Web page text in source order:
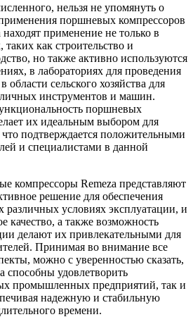
нельзя не упомянуть о
поршневых компрессоров
применение не только в
как строительство и
но также активно используются
в лабораториях для проведения
области сельского хозяйства для
инструментов и машин.
поршневых
их идеальным выбором для
подтверждается положительными
и специалистами в данной
компрессоры Remeza представляют
решение для обеспечения
различных условиях эксплуатации, и
качество, а также возможность
делают их привлекательными для
Принимая во внимание все
можно с уверенностью сказать,
способны удовлетворить
промышленных предприятий, так и
надежную и стабильную
времени.